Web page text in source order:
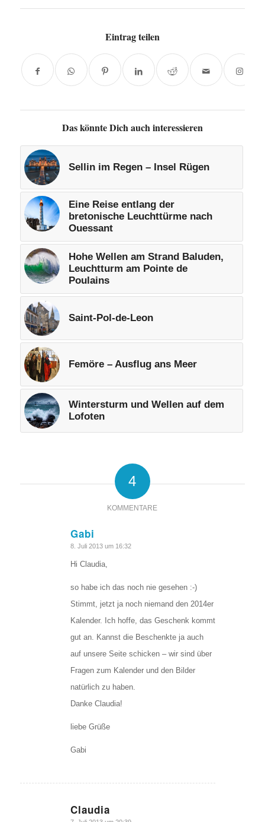
Eintrag teilen
Das könnte Dich auch interessieren
Sellin im Regen – Insel Rügen
Eine Reise entlang der
bretonische Leuchttürme nach
Ouessant
Hohe Wellen am Strand Baluden,
Leuchtturm am Pointe de
Poulains
Saint-Pol-de-Leon
Femöre – Ausflug ans Meer
Wintersturm und Wellen auf dem
Lofoten
4
KOMMENTARE
Gabi
sagte:
8. Juli 2013 um 16:32
Hi Claudia,
so habe ich das noch nie gesehen :-)
Stimmt, jetzt ja noch niemand den 2014er
Kalender. Ich hoffe, das Geschenk kommt
gut an. Kannst die Beschenkte ja auch
auf unsere Seite schicken – wir sind über
Fragen zum Kalender und den Bilder
natürlich zu haben.
Danke Claudia!
liebe Grüße
Gabi
Claudia